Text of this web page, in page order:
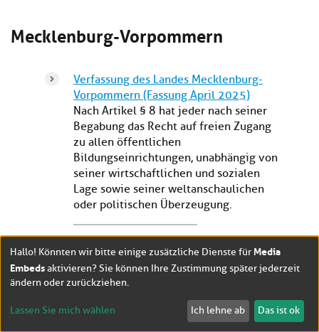
Mecklenburg-Vorpommern
Verfassung des Landes Mecklenburg-
Vorpommern (Fassung April 2025)
Nach Artikel § 8 hat jeder nach seiner
Begabung das Recht auf freien Zugang
zu allen öffentlichen
Bildungseinrichtungen, unabhängig von
seiner wirtschaftlichen und sozialen
Lage sowie seiner weltanschaulichen
oder politischen Überzeugung.
Gesetz über die Hochschulen des
Landes Mecklenburg-Vorpommern (LHG
M-V)
wissenschaftliche Weiterbildungen und
bieten weiterbildende Studien zur
Hallo! Könnten wir bitte einige zusätzliche Dienste für Media
Embedsaktivieren? Sie können Ihre Zustimmung später jederzeit
ändern oder zurückziehen.
Lassen Sie mich wählen Ich lehne ab Das ist ok